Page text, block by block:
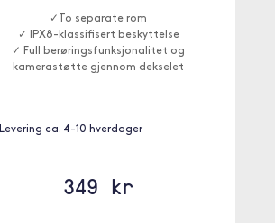
✓To separate rom
✓ IPX8-klassifisert beskyttelse
✓ Full berøringsfunksjonalitet og
kamerastøtte gjennom dekselet
Levering ca. 4-10 hverdager
349 kr